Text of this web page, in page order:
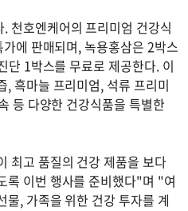
천호엔케어의 프리미엄 건강식
에 판매되며, 녹용홍삼은 2박스
단 1박스를 무료로 제공한다. 이
, 흑마늘 프리미엄, 석류 프리미
등 다양한 건강식품을 특별한
최고 품질의 건강 제품을 보다
록 이번 행사를 준비했다"며 "여
물, 가족을 위한 건강 투자를 계